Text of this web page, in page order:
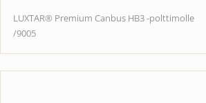
LUXTAR® Premium Canbus HB3 -polttimolle
/9005